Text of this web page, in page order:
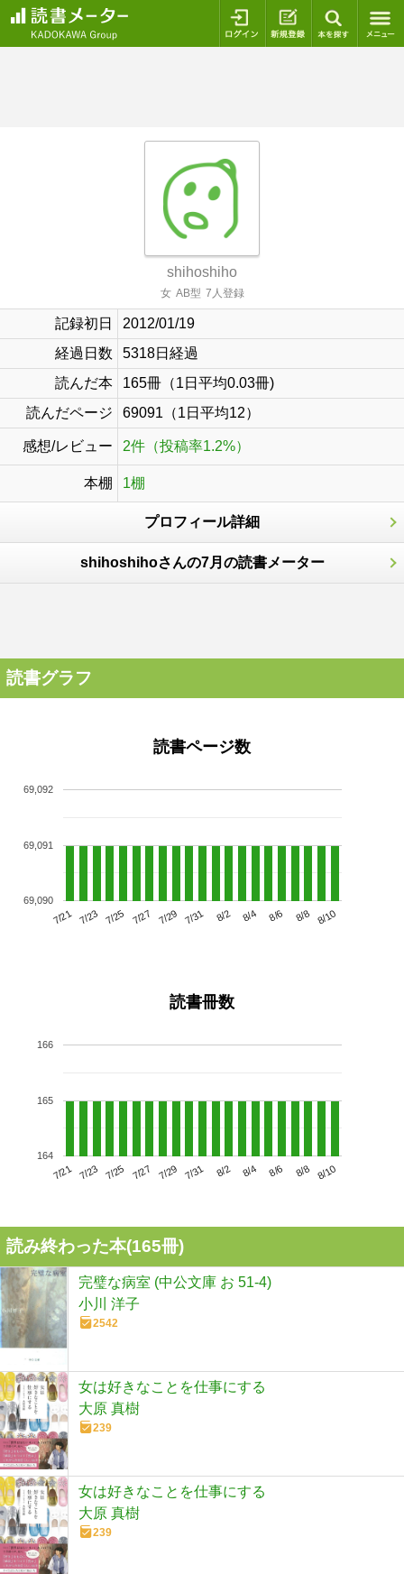
ログイン 新規登録
shihoshiho
女 AB型 7人登録
記録初日
2012/01/19
経過日数
5318日経過
読んだ本
165冊（1日平均0.03冊)
読んだページ
69091（1日平均12）
感想/レビュー 2件（投稿率1.2%）
本棚 1棚
プロフィール詳細
shihoshihoさんの7月の読書メーター
読書グラフ
読書ページ数
7/21 7/23 7/25 7/27 7/29 7/31 8/2 8/4 8/6 8/8 8/10
69,090
69,091
69,092
読書冊数
7/21 7/23 7/25 7/27 7/29 7/31 8/2 8/4 8/6 8/8 8/10
164
165
166
読み終わった本(165冊)
完璧な病室 (中公文庫 お 51-4)
小川 洋子
2542
女は好きなことを仕事にする
大原 真樹
239
女は好きなことを仕事にする
大原 真樹
239